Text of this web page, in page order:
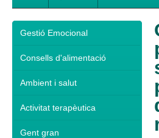
Gestió Emocional
Consells d'alimentació
Ambient i salut
Activitat terapèutica
Gent gran